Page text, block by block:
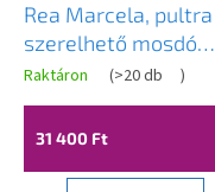
Rea Marcela, pultra
szerelhető mosdó
600x370x135 mm,
fényes fehér, REA-
U4002
Raktáron (>20 db )
31 400 Ft